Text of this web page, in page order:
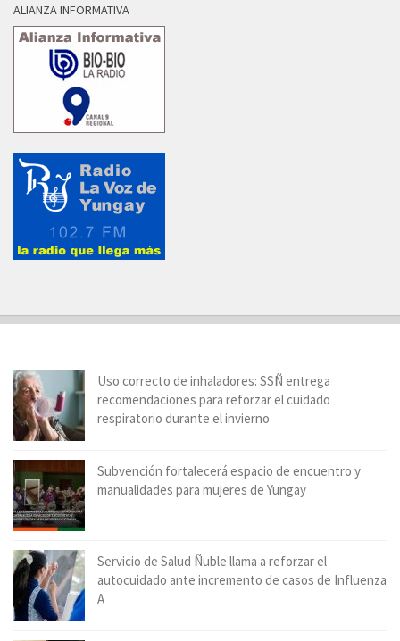
ALIANZA INFORMATIVA
Uso correcto de inhaladores: SSÑ entrega
recomendaciones para reforzar el cuidado
respiratorio durante el invierno
Subvención fortalecerá espacio de encuentro y
manualidades para mujeres de Yungay
Servicio de Salud Ñuble llama a reforzar el
autocuidado ante incremento de casos de Influenza
A